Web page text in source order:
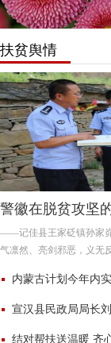
扶贫舆情
警徽在脱贫攻坚
——记佳县王家砭镇孙家
气凛然、亮剑邪恶，义无
内蒙古计划今年内
宣汉县民政局局长
结对帮扶送温暖 齐